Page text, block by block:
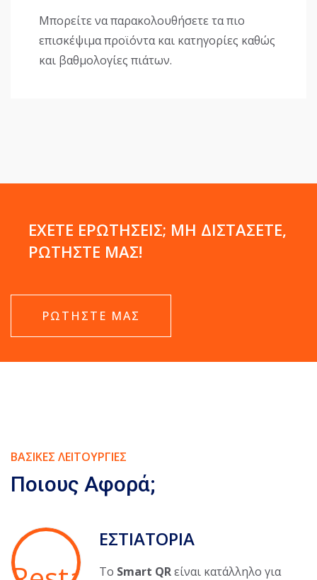
Μπορείτε να παρακολουθήσετε τα πιο
επισκέψιμα προϊόντα και κατηγορίες καθώς
και βαθμολογίες πιάτων.
ΕΧΕΤΕ ΕΡΩΤΗΣΕΙΣ; ΜΗ ΔΙΣΤΑΣΕΤΕ,
ΡΩΤΗΣΤΕ ΜΑΣ!
ΡΩΤΗΣΤΕ ΜΑΣ
ΒΑΣΙΚΕΣ ΛΕΙΤΟΥΡΓΙΕΣ
Ποιους Αφορά;
ΕΣΤΙΑΤΟΡΙΑ
Το Smart QRείναι κατάλληλο για